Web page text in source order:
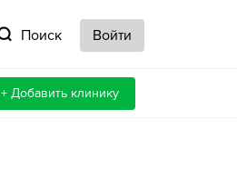
Поиск Войти
+ Добавить клинику